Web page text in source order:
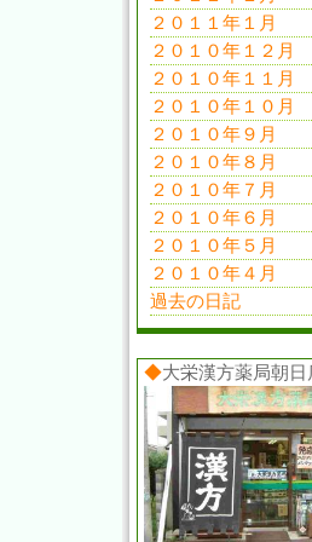
２０１１年１月
２０１０年１２月
２０１０年１１月
２０１０年１０月
２０１０年９月
２０１０年８月
２０１０年７月
２０１０年６月
２０１０年５月
２０１０年４月
過去の日記
◆大栄漢方薬局朝日